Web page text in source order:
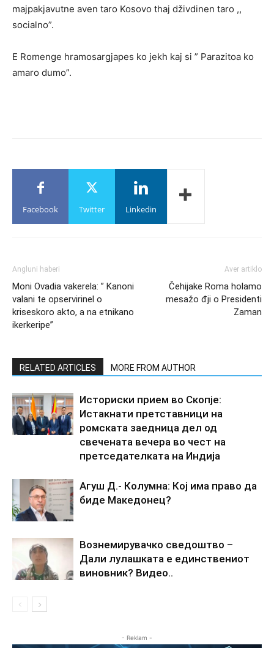
majpakjavutne aven taro Kosovo thaj dživdinen taro ,,
socialno”.
E Romenge hramosargjapes ko jekh kaj si ” Parazitoa ko
amaro dumo”.
Facebook Twitter Linkedin
Angluni haberi
Moni Ovadia vakerela: ” Kanoni
valani te opservirinel o
kriseskoro akto, a na etnikano
ikerkeripe”
Aver artiklo
Čehijake Roma holamo
mesažo đji o Presidenti
Zaman
RELATED ARTICLES MORE FROM AUTHOR
Историски прием во Скопје:
Истакнати претставници на
ромската заедница дел од
свечената вечера во чест на
претседателката на Индија
Агуш Д.- Колумна: Кој има право да
биде Македонец?
Вознемирувачко сведоштво –
Дали лулашката е единствениот
виновник? Видео..
- Reklam -